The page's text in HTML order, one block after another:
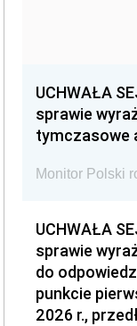
UCHWAŁA
sprawie
tymczasowe
Monitor Polski
UCHWAŁA
sprawie
do
punkcie
2026 r.,